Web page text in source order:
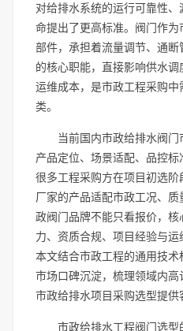
对给排水系统的运行可靠性
命提出了更高标准。阀门作
部件，承担着流量调节、通
的核心职能，直接影响供水
运维成本，是市政工程采购
类。
当前国内市政给排水阀
产品定位、场景适配、品控标
很多工程采购方在项目初选
厂家的产品适配市政工况、
政阀门品牌不能只看报价，
力、资质合规、项目经验与运
本文结合市政工程的通用技
市场口碑沉淀，梳理领域内
市政给排水项目采购选型提供
市政给排水工程阀门选型